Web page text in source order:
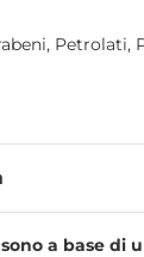
a base di